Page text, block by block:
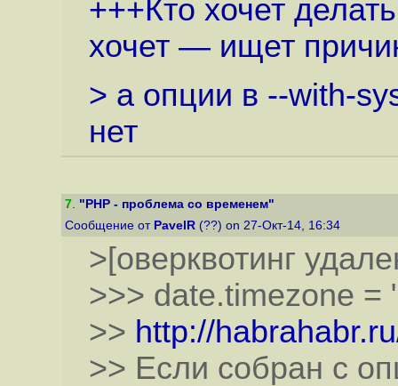
+++Кто хочет
хочет — ищет
> а опции в --with-
нет
7. "PHP - проблема со временем"
Сообщение от PavelR (??) on 27-Окт-14, 16:34
>[оверквотинг
>>> date.timezone =
>> http://
>> Если собран с